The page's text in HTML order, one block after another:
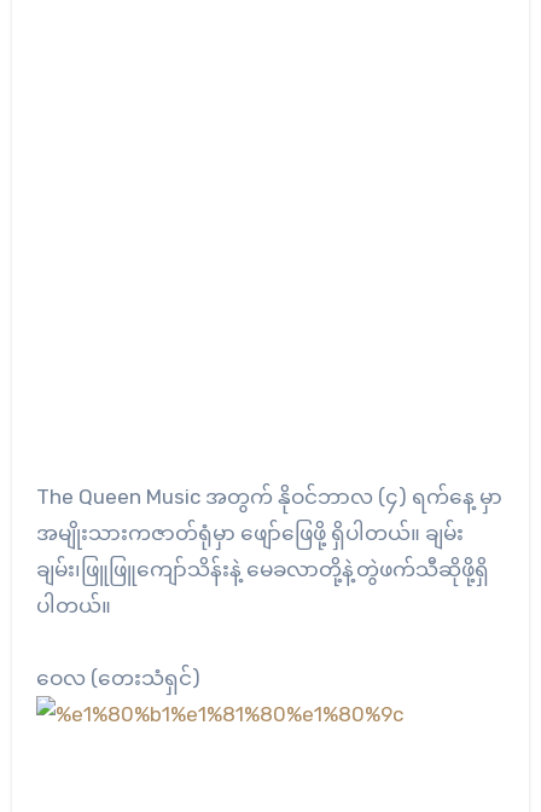
The Queen Music အတွက် နိုဝင်ဘာလ (၄) ရက်နေ့ မှာ
အမျိုးသားကဇာတ်ရုံမှာ ဖျော်ဖြေဖို့ ရှိပါတယ်။ ချမ်း
ချမ်း၊ဖြူဖြူကျော်သိန်းနဲ့ မေခလာတို့နဲ့တွဲဖက်သီဆိုဖို့ရှိ
ပါတယ်။
ဝေလ (တေးသံရှင်)